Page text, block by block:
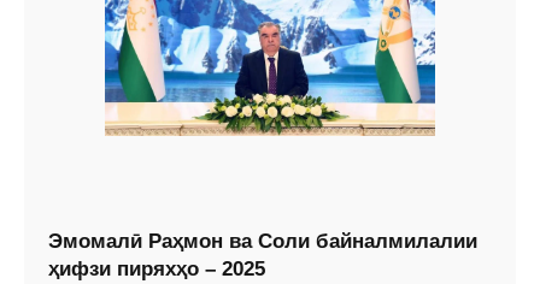
Эмомалӣ Раҳмон ва Соли байналмилалии
ҳифзи пиряхҳо – 2025